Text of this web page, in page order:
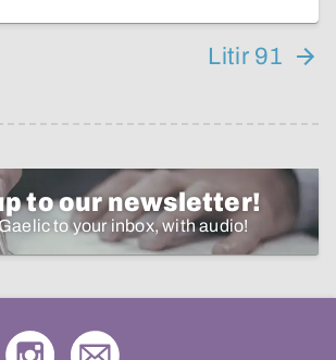
Litir 91
to our newsletter!
to your inbox, with audio!